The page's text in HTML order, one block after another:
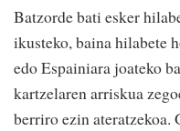
Batzorde bati esker
ikusteko, baina hilabete
edo Espainiara joateko
kartzelaren arriskua
berriro ezin ateratzekoa.